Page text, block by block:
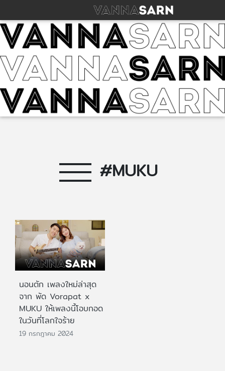
#MUKU
นอนตัก เพลงใหม่ล่าสุด
จาก พัด Vorapat x
MUKU ให้เพลงนี้โอบกอด
ในวันที่โลกใจร้าย
19 กรกฎาคม 2024